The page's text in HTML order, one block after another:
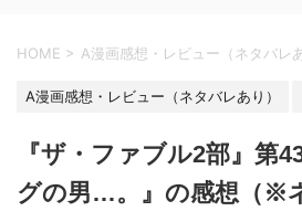
HOME > A漫画感想・レビュー（ネタバレあ
A漫画感想・レビュー（ネタバレあり）
『ザ・ファブル2部』第
グの男…。』の感想（※